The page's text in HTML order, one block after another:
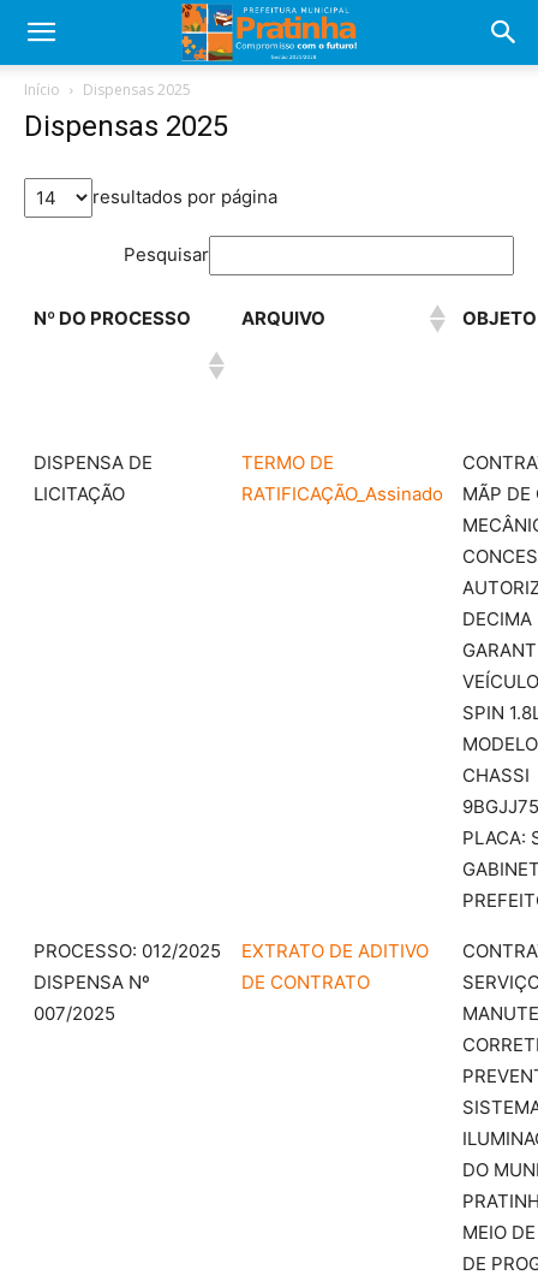
Início Dispensas 2025
Dispensas 2025
resultados por página
Pesquisar
Nº DO PROCESSO ARQUIVO OBJETO
DISPENSA DE
LICITAÇÃO
TERMO DE
RATIFICAÇÃO_Assinado
MÃP DE
DECIMA
SPIN
CHASSI
PLACA:
PROCESSO: 012/2025
DISPENSA Nº
007/2025
EXTRATO DE ADITIVO
DE CONTRATO
DO
MEIO
DE